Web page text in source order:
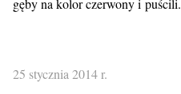
25 stycznia 2014 r.